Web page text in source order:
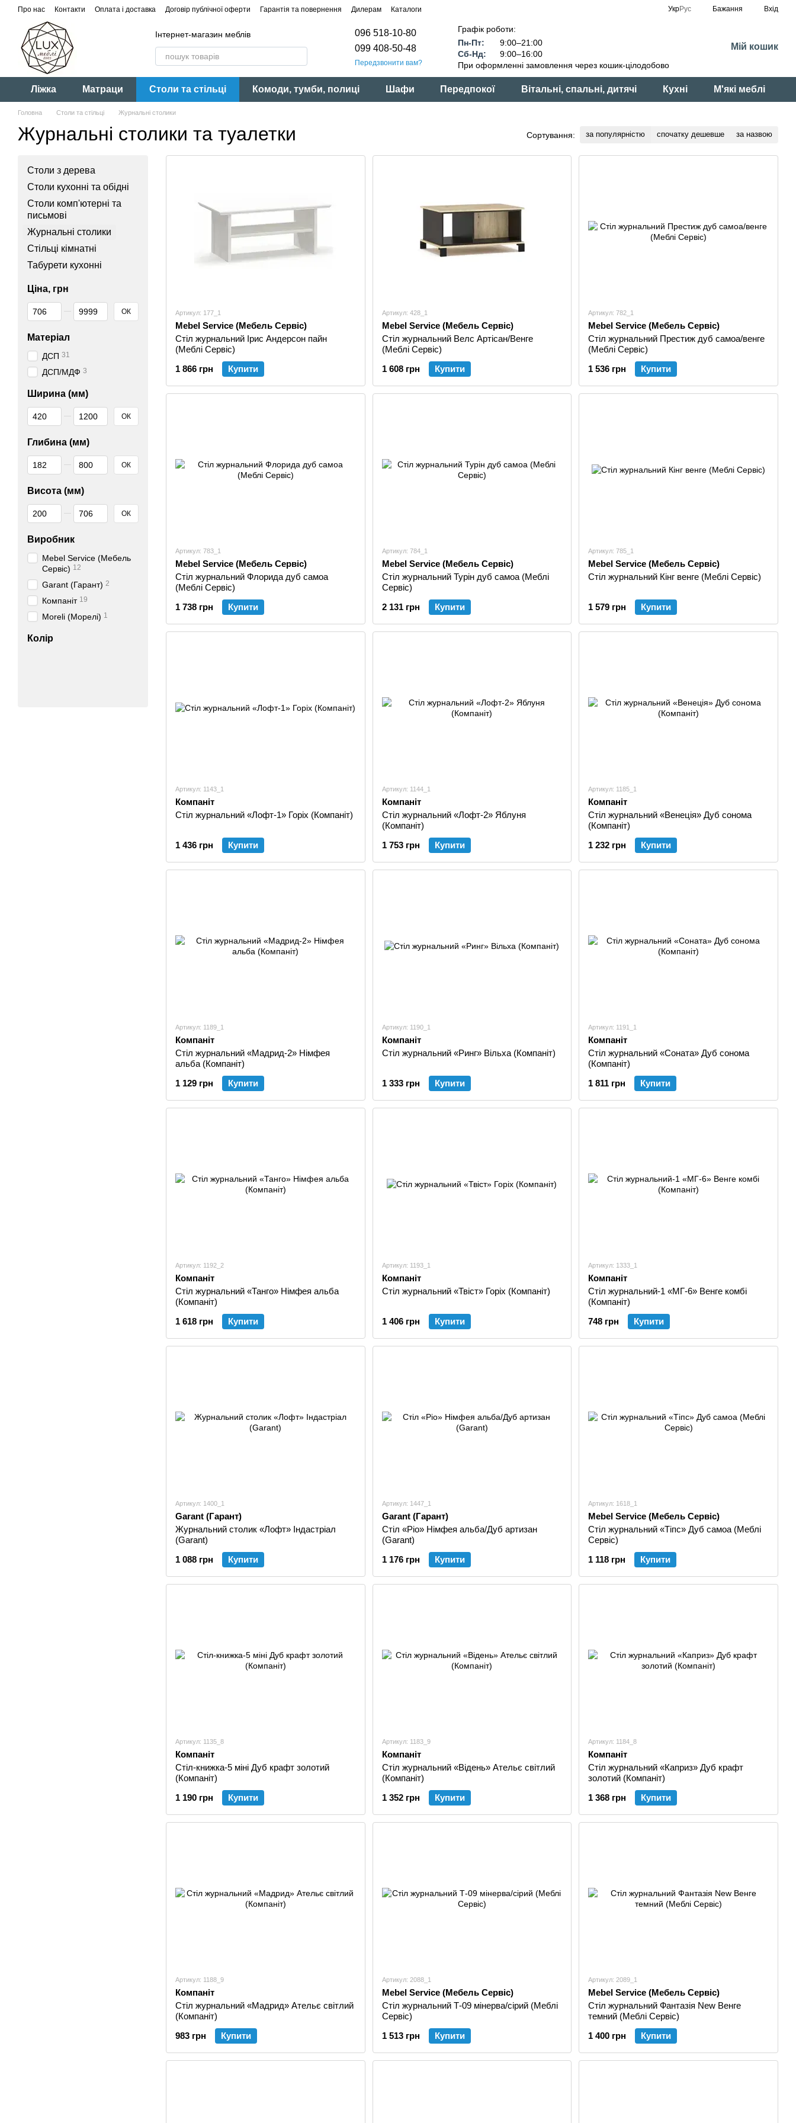
Перейти до основного контенту
Про нас Контакти Оплата і доставка Договір публічної оферти Гарантія та повернення Дилерам Каталоги УкрРус Бажання Вхід
Інтернет-магазин меблів
096 518-10-80
099 408-50-48
Передзвонити вам?
Графік роботи:
Пн-Пт:
9:00–21:00
Сб-Нд:
9:00–16:00
При оформленні замовлення через кошик-цілодобово
Мій кошик
Ліжка Матраци Столи та стільці Комоди, тумби, полиці Шафи Передпокої Вітальні, спальні, дитячі Кухні М'які меблі
Головна Столи та стільці Журнальні столики
Журнальні столики та туалетки Сортування: за популярністю спочатку дешевше за назвою
Артикул: 177_1
Mebel Service (Мебель Сервіс)
Стіл журнальний Ірис Андерсон пайн
(Меблі Сервіс)
1 866 грн
Купити
Артикул: 428_1
Mebel Service (Мебель Сервіс)
Стіл журнальний Велс Артісан/Венге
(Меблі Сервіс)
1 608 грн
Купити
Артикул: 782_1
Mebel Service (Мебель Сервіс)
Стіл журнальний Престиж дуб самоа/венге
(Меблі Сервіс)
1 536 грн
Купити
Артикул: 783_1
Mebel Service (Мебель Сервіс)
Стіл журнальний Флорида дуб самоа
(Меблі Сервіс)
1 738 грн
Купити
Артикул: 784_1
Mebel Service (Мебель Сервіс)
Стіл журнальний Турін дуб самоа (Меблі
Сервіс)
2 131 грн
Купити
Артикул: 785_1
Mebel Service (Мебель Сервіс)
Стіл журнальний Кінг венге (Меблі Сервіс)
1 579 грн Купити
Артикул: 1143_1
Компаніт
Стіл журнальний «Лофт-1» Горіх (Компаніт)
1 436 грн Купити
Артикул: 1144_1
Компаніт
Стіл журнальний «Лофт-2» Яблуня
(Компаніт)
1 753 грн
Купити
Артикул: 1185_1
Компаніт
Стіл журнальний «Венеція» Дуб сонома
(Компаніт)
1 232 грн
Купити
Артикул: 1189_1
Компаніт
Стіл журнальний «Мадрид-2» Німфея
альба (Компаніт)
1 129 грн
Купити
Артикул: 1190_1
Компаніт
Стіл журнальний «Ринг» Вільха (Компаніт)
1 333 грн Купити
Артикул: 1191_1
Компаніт
Стіл журнальний «Соната» Дуб сонома
(Компаніт)
1 811 грн
Купити
Артикул: 1192_2
Компаніт
Стіл журнальний «Танго» Німфея альба
(Компаніт)
1 618 грн
Купити
Артикул: 1193_1
Компаніт
Стіл журнальний «Твіст» Горіх (Компаніт)
1 406 грн Купити
Артикул: 1333_1
Компаніт
Стіл журнальний-1 «МГ-6» Венге комбі
(Компаніт)
748 грн
Купити
Артикул: 1400_1
Garant (Гарант)
Журнальний столик «Лофт» Індастріал
(Garant)
1 088 грн
Купити
Артикул: 1447_1
Garant (Гарант)
Стіл «Ріо» Німфея альба/Дуб артизан
(Garant)
1 176 грн
Купити
Артикул: 1618_1
Mebel Service (Мебель Сервіс)
Стіл журнальний «Тіпс» Дуб самоа (Меблі
Сервіс)
1 118 грн
Купити
Артикул: 1135_8
Компаніт
Стіл-книжка-5 міні Дуб крафт золотий
(Компаніт)
1 190 грн
Купити
Артикул: 1183_9
Компаніт
Стіл журнальний «Відень» Ательє світлий
(Компаніт)
1 352 грн
Купити
Артикул: 1184_8
Компаніт
Стіл журнальний «Каприз» Дуб крафт
золотий (Компаніт)
1 368 грн
Купити
Артикул: 1188_9
Компаніт
Стіл журнальний «Мадрид» Ательє світлий
(Компаніт)
983 грн
Купити
Артикул: 2088_1
Mebel Service (Мебель Сервіс)
Стіл журнальний Т-09 мінерва/сірий (Меблі
Сервіс)
1 513 грн
Купити
Артикул: 2089_1
Mebel Service (Мебель Сервіс)
Стіл журнальний Фантазія New Венге
темний (Меблі Сервіс)
1 400 грн
Купити
Столи з дерева
Столи кухонні та обідні
Столи комп'ютерні та
письмові
Журнальні столики
Стільці кімнатні
Табурети кухонні
Ціна, грн
Від Ціна, грн
До Ціна, грн ОК
Матеріал
ДСП 31
ДСП/МДФ 3
Ширина (мм)
Від Ширина (мм)
До Ширина (мм) ОК
Глибина (мм)
Від Глибина (мм)
До Глибина (мм) ОК
Висота (мм)
Від Висота (мм)
До Висота (мм) ОК
Виробник
Mebel Service (Мебель
Сервіс) 12
Garant (Гарант) 2
Компаніт 19
Moreli (Морелі) 1
Колір